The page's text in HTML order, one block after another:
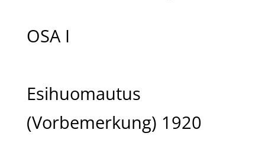
OSA I
Esihuomautus
(Vorbemerkung) 1920